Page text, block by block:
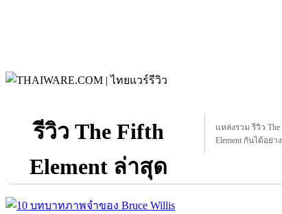
รีวิว The Fifth
Element ล่าสุด
แหล่งรวม รีวิว
Element กันได้อย่า